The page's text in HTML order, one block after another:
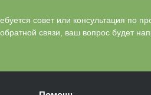
совет или консультация по
связи, ваш вопрос будет